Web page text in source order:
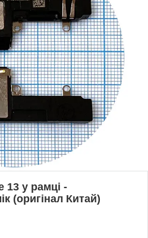
13 у рамці -
(оригінал Китай)